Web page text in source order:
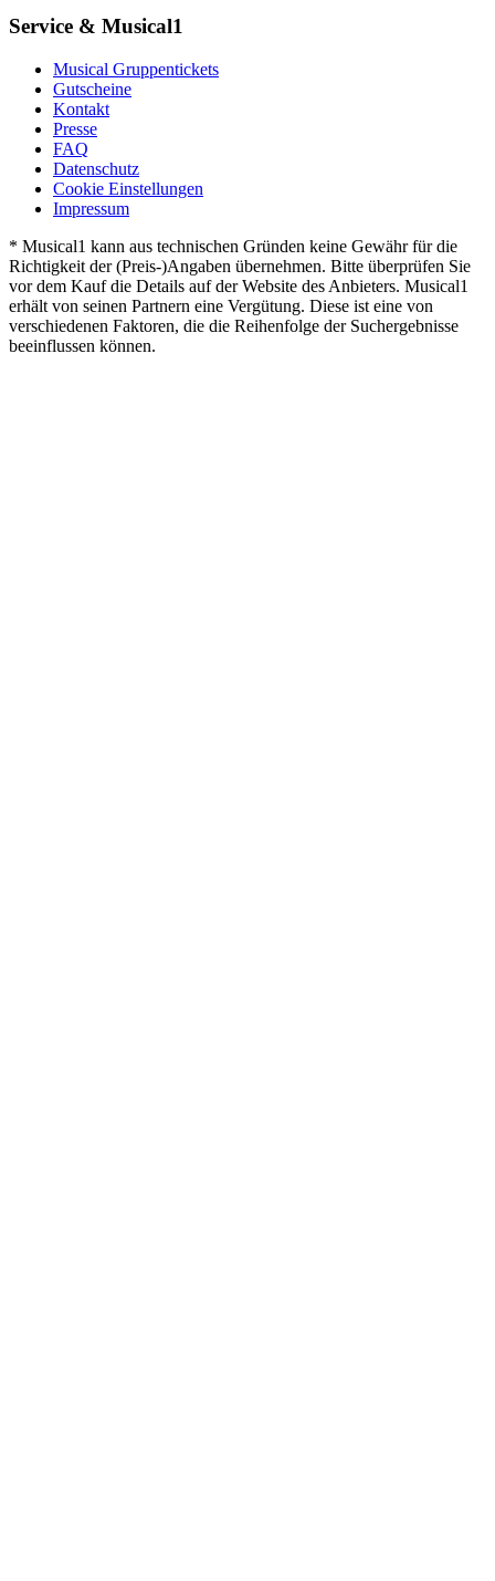
Service & Musical1
Musical Gruppentickets
Gutscheine
Kontakt
Presse
FAQ
Datenschutz
Cookie Einstellungen
Impressum
* Musical1 kann aus technischen Gründen keine Gewähr für die
Richtigkeit der (Preis-)Angaben übernehmen. Bitte überprüfen Sie
vor dem Kauf die Details auf der Website des Anbieters. Musical1
erhält von seinen Partnern eine Vergütung. Diese ist eine von
verschiedenen Faktoren, die die Reihenfolge der Suchergebnisse
beeinflussen können.